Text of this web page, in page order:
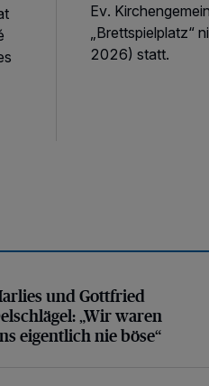
Ev.
„Brettspielplatz“
2026) statt.
uns eigentlich nie böse“
und Gottfried
„Wir waren
eigentlich nie böse“